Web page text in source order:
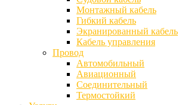
Монтажный кабель
Гибкий кабель
Экранированный кабель
Кабель управления
Провод
Автомобильный
Авиационный
Соединительный
Термостойкий